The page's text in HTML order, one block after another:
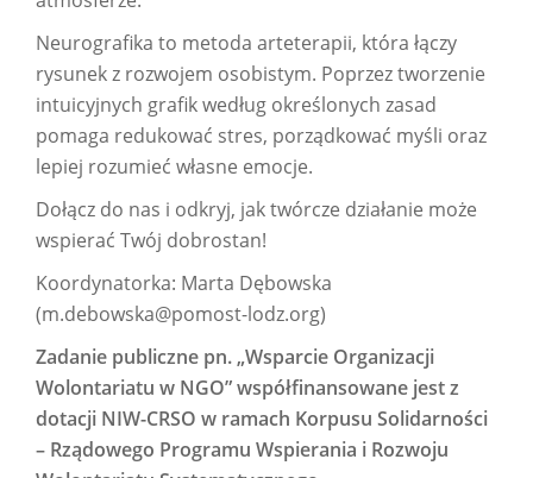
Neurografika to metoda arteterapii, która łączy
rysunek z rozwojem osobistym. Poprzez tworzenie
intuicyjnych grafik według określonych zasad
pomaga redukować stres, porządkować myśli oraz
lepiej rozumieć własne emocje.
Dołącz do nas i odkryj, jak twórcze działanie może
wspierać Twój dobrostan!
Koordynatorka: Marta Dębowska
(m.debowska@pomost-lodz.org)
Zadanie publiczne pn. „Wsparcie Organizacji
Wolontariatu w NGO” współfinansowane jest z
dotacji NIW-CRSO w ramach Korpusu Solidarności
– Rządowego Programu Wspierania i Rozwoju